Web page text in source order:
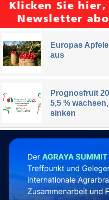
Europas
aus
Prognosfruit
5,5 %
sinken